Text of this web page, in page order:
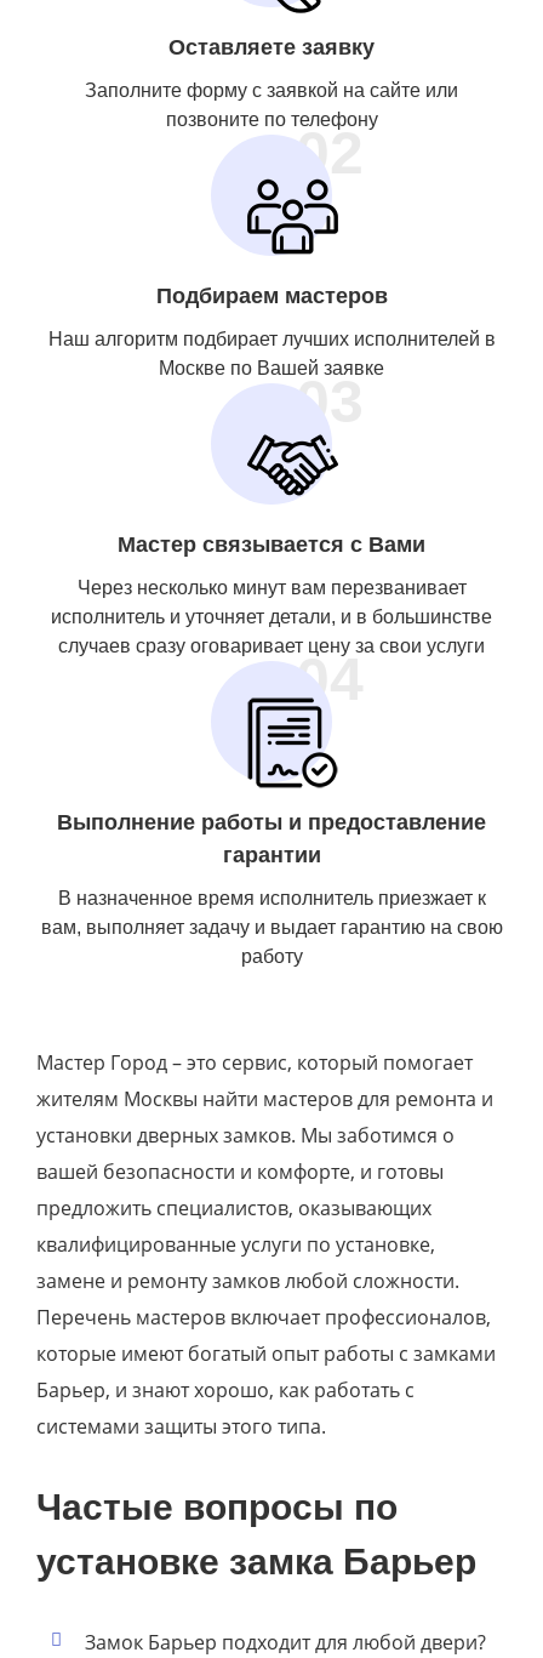
Оставляете заявку
Заполните форму с заявкой на сайте или
позвоните по телефону
02
Подбираем мастеров
Наш алгоритм подбирает лучших исполнителей в
Москве по Вашей заявке
03
Мастер связывается с Вами
Через несколько минут вам перезванивает
исполнитель и уточняет детали, и в большинстве
случаев сразу оговаривает цену за свои услуги
04
Выполнение работы и предоставление
гарантии
В назначенное время исполнитель приезжает к
вам, выполняет задачу и выдает гарантию на свою
работу
Мастер Город – это сервис, который помогает
жителям Москвы найти мастеров для ремонта и
установки дверных замков. Мы заботимся о
вашей безопасности и комфорте, и готовы
предложить специалистов, оказывающих
квалифицированные услуги по установке,
замене и ремонту замков любой сложности.
Перечень мастеров включает профессионалов,
которые имеют богатый опыт работы с замками
Барьер, и знают хорошо, как работать с
системами защиты этого типа.
Частые вопросы по
установке замка Барьер
Замок Барьер подходит для любой двери?